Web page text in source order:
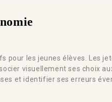
les jeunes élèves. Les
visuellement ses choix
et identifier ses erreurs